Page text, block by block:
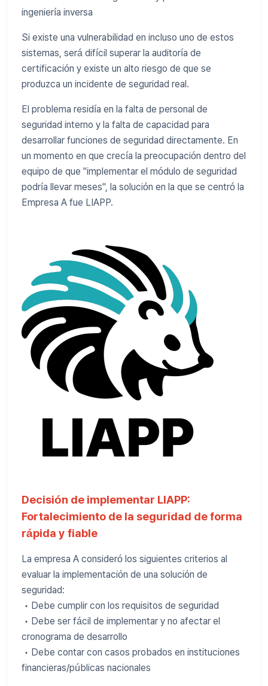
ingeniería inversa
Si existe una vulnerabilidad en incluso uno de estos
sistemas, será difícil superar la auditoría de
certificación y existe un alto riesgo de que se
produzca un incidente de seguridad real.
El problema residía en la falta de personal de
seguridad interno y la falta de capacidad para
desarrollar funciones de seguridad directamente. En
un momento en que crecía la preocupación dentro del
equipo de que "implementar el módulo de seguridad
podría llevar meses", la solución en la que se centró la
Empresa A fue LIAPP.
Decisión de implementar LIAPP:
Fortalecimiento de la seguridad de forma
rápida y fiable
La empresa A consideró los siguientes criterios al
evaluar la implementación de una solución de
seguridad:
• Debe cumplir con los requisitos de seguridad
• Debe ser fácil de implementar y no afectar el
cronograma de desarrollo
• Debe contar con casos probados en instituciones
financieras/públicas nacionales